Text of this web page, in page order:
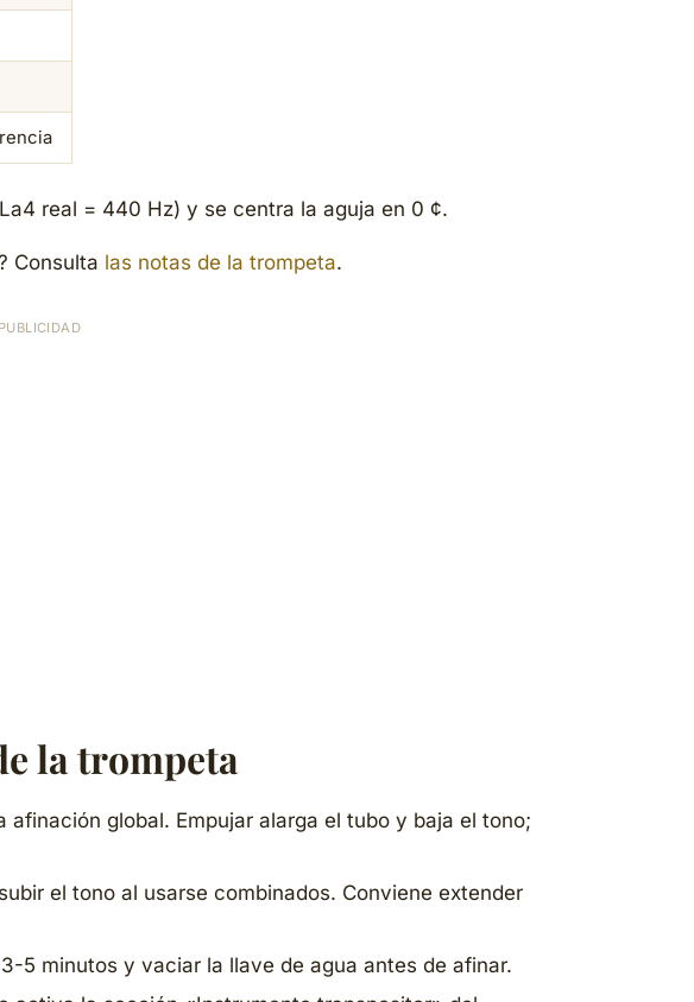
real = 440 Hz) y se centra la aguja en 0 ¢.
Consulta las notas de la trompeta.
la trompeta
afinación global. Empujar alarga el tubo y baja el tono;
el tono al usarse combinados. Conviene extender
5 minutos y vaciar la llave de agua antes de afinar.